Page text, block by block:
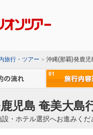
旅行・ツアー 沖縄(那覇)発鹿児
児島 奄美大島
・ホテル選択へお進みくだ